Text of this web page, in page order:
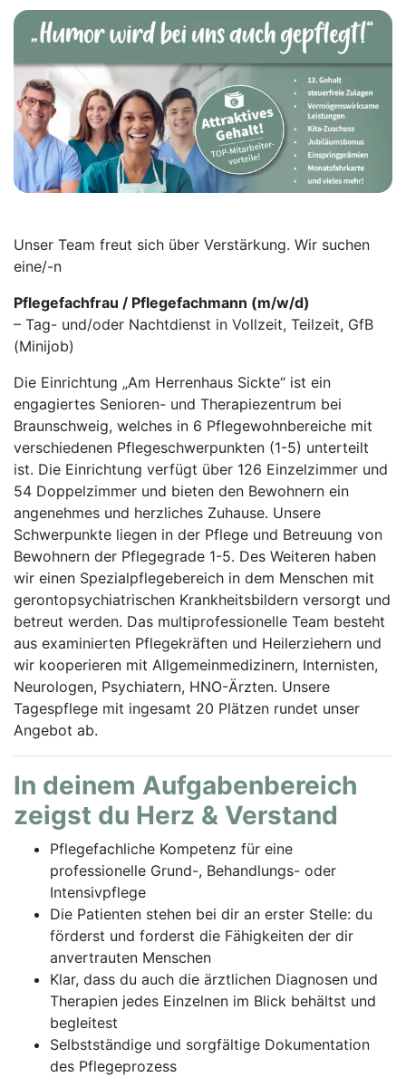
Unser Team freut sich über Verstärkung. Wir suchen
eine/-n
Pflegefachfrau / Pflegefachmann (m/w/d)
– Tag- und/oder Nachtdienst in Vollzeit, Teilzeit, GfB
(Minijob)
Die Einrichtung „Am Herrenhaus Sickte“ ist ein
engagiertes Senioren- und Therapiezentrum bei
Braunschweig, welches in 6 Pflegewohnbereiche mit
verschiedenen Pflegeschwerpunkten (1-5) unterteilt
ist. Die Einrichtung verfügt über 126 Einzelzimmer und
54 Doppelzimmer und bieten den Bewohnern ein
angenehmes und herzliches Zuhause. Unsere
Schwerpunkte liegen in der Pflege und Betreuung von
Bewohnern der Pflegegrade 1-5. Des Weiteren haben
wir einen Spezialpflegebereich in dem Menschen mit
gerontopsychiatrischen Krankheitsbildern versorgt und
betreut werden. Das multiprofessionelle Team besteht
aus examinierten Pflegekräften und Heilerziehern und
wir kooperieren mit Allgemeinmedizinern, Internisten,
Neurologen, Psychiatern, HNO-Ärzten. Unsere
Tagespflege mit ingesamt 20 Plätzen rundet unser
Angebot ab.
In deinem Aufgabenbereich
zeigst du Herz & Verstand
Pflegefachliche Kompetenz für eine
professionelle Grund-, Behandlungs- oder
Intensivpflege
Die Patienten stehen bei dir an erster Stelle: du
förderst und forderst die Fähigkeiten der dir
anvertrauten Menschen
Klar, dass du auch die ärztlichen Diagnosen und
Therapien jedes Einzelnen im Blick behältst und
begleitest
Selbstständige und sorgfältige Dokumentation
des Pflegeprozess